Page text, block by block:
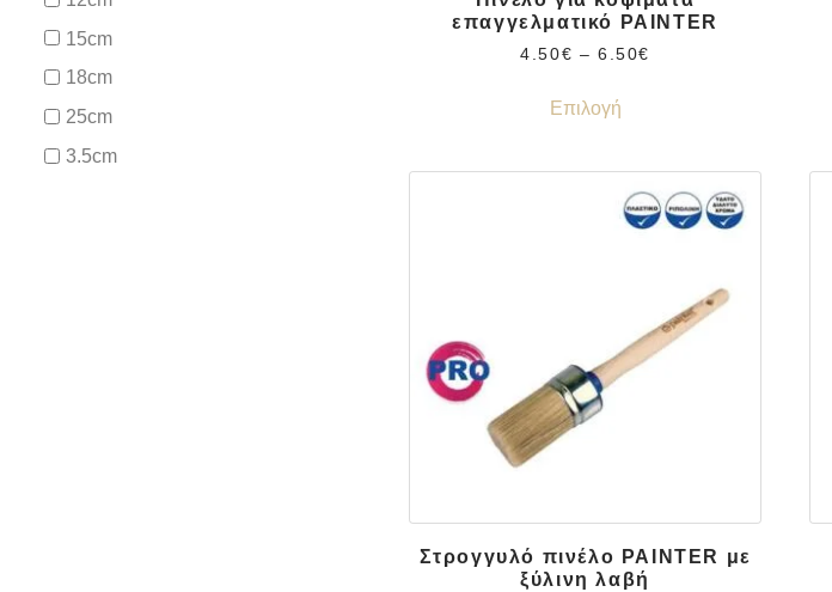
15cm
18cm
25cm
3.5cm
επαγγελματικό PAINTER
4.50€ – 6.50€
Επιλογή
Στρογγυλό πινέλο PAINTER με
ξύλινη λαβή